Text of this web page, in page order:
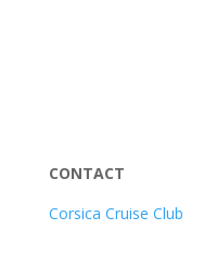
CONTACT
Corsica Cruise Club